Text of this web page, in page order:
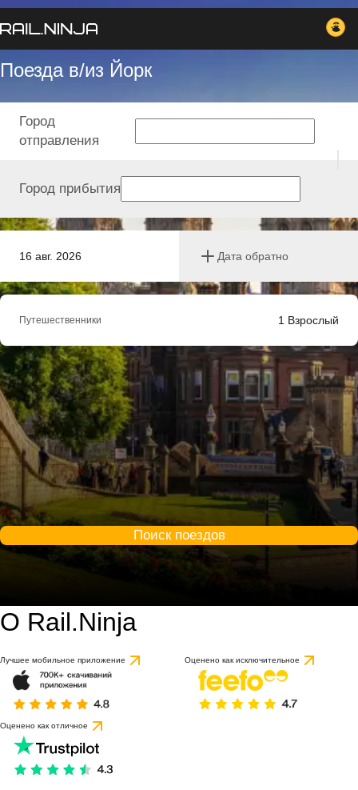
Поезда в/из Йорк
16 авг. 2026 Дата обратно
Город
отправления
Город прибытия
Путешественники 1 Взрослый
Поиск поездов
О Rail.Ninja
Лучшее мобильное приложение Оценено как исключительное
Оценено как отличное